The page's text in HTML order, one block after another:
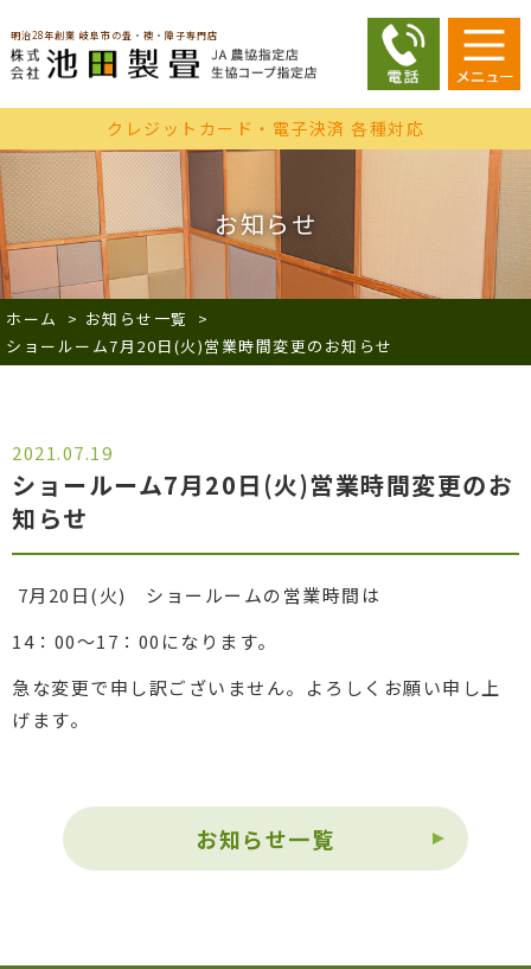
明治28年創業 岐阜市の畳・襖・障子専門店
クレジットカード・電子決済 各種対応
お知らせ
ホーム > お知らせ一覧
>
ショールーム7月20日(火)営業時間変更のお知らせ
2021.07.19
ショールーム7月20日(火)営業時間変更のお
知らせ
7月20日(火) ショールームの営業時間は
14：00～17：00になります。
急な変更で申し訳ございません。よろしくお願い申し上
げます。
お知らせ一覧